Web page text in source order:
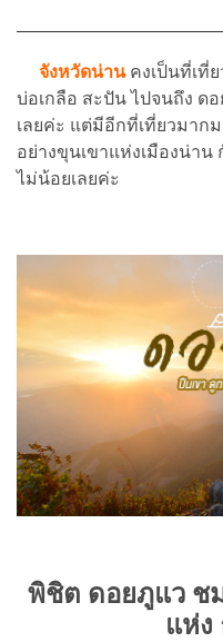
จังหวัดน่านคงเป็นที่เที่
บ่อเกลือ สะปัน ไปจนถึง ด
เลยค่ะ แต่มีอีกที่เที่ยวมาก
อย่างขุนเขาแห่งเมืองน่าน
ไม่น้อยเลยค่ะ
พิชิต ดอยภูแว ช
แห่ง